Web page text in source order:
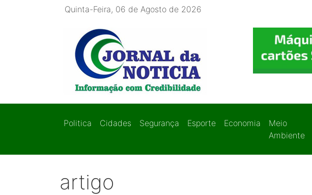
Quinta-Feira, 06 de Agosto de 2026
Politica Cidades Segurança Esporte Economia
Meio
Ambiente
artigo